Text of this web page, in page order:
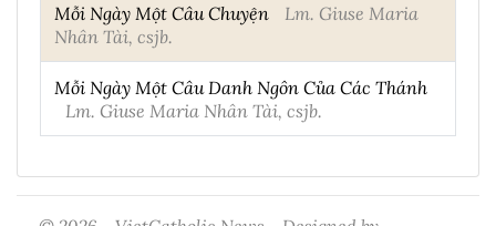
Mỗi Ngày Một Câu Chuyện
Lm. Giuse Maria
Nhân Tài, csjb.
Mỗi Ngày Một Câu Danh Ngôn Của Các Thánh
Lm. Giuse Maria Nhân Tài, csjb.